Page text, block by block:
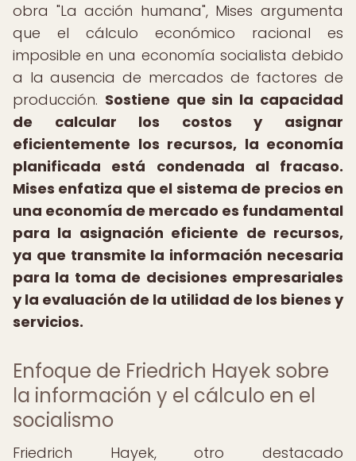
obra "La acción humana", Mises argumenta
que el cálculo económico racional es
imposible en una economía socialista debido
a la ausencia de mercados de factores de
producción. Sostiene que sin la capacidad
de calcular los costos y asignar
eficientemente los recursos, la economía
planificada está condenada al fracaso.
Mises enfatiza que el sistema de precios en
una economía de mercado es fundamental
para la asignación eficiente de recursos,
ya que transmite la información necesaria
para la toma de decisiones empresariales
y la evaluación de la utilidad de los bienes y
servicios.
Enfoque de Friedrich Hayek sobre
la información y el cálculo en el
socialismo
Friedrich Hayek, otro destacado